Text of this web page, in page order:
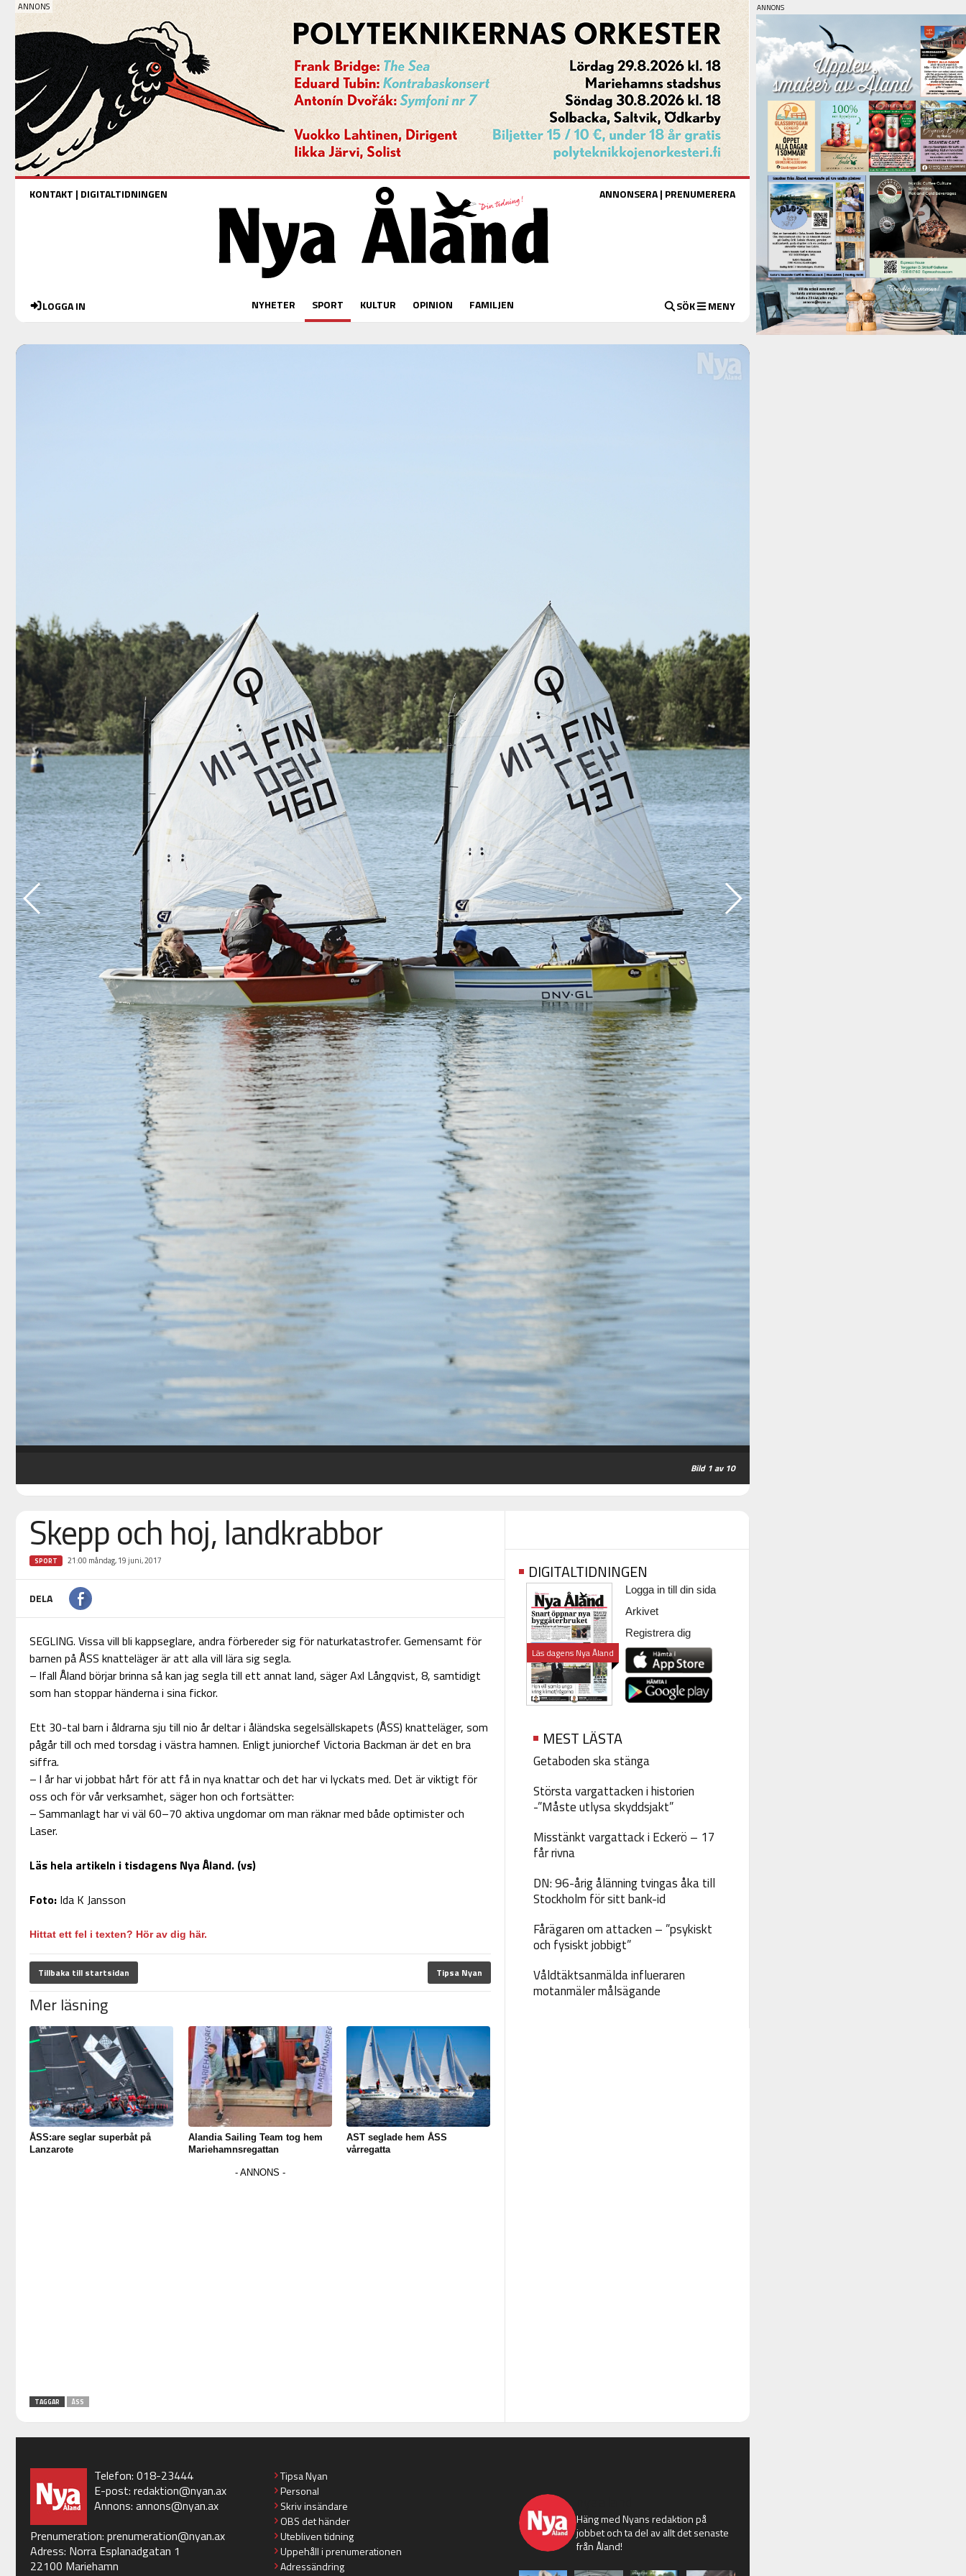
KONTAKT | DIGITALTIDNINGEN ANNONSERA| PRENUMERERA
LOGGA IN NYHETER SPORT KULTUR OPINION FAMILJEN SÖK MENY
1av 10
Skepp och hoj, landkrabbor
SPORT 21:00 måndag, 19 juni, 2017
DELA
SEGLING. Vissa vill bli kappseglare, andra förbereder sig för naturkatastrofer. Gemensamt för
barnen på ÅSS knatteläger är att alla vill lära sig segla.
– Ifall Åland börjar brinna så kan jag segla till ett annat land, säger Axl Långqvist, 8, samtidigt
som han stoppar händerna i sina fickor.
Ett 30-tal barn i åldrarna sju till nio år deltar i åländska segelsällskapets (ÅSS) knatteläger, som
pågår till och med torsdag i västra hamnen. Enligt juniorchef Victoria Backman är det en bra
siffra.
– I år har vi jobbat hårt för att få in nya knattar och det har vi lyckats med. Det är viktigt för
oss och för vår verksamhet, säger hon och fortsätter:
– Sammanlagt har vi väl 60–70 aktiva ungdomar om man räknar med både optimister och
Laser.
Läs hela artikeln i tisdagens Nya Åland. (vs)
Foto:Ida K Jansson
Hittat ett fel i texten? Hör av dig här.
Tillbaka till startsidan Tipsa Nyan
Mer läsning
ÅSS:are seglar superbåt på
Lanzarote
Alandia Sailing Team tog hem
Mariehamnsregattan
AST seglade hem ÅSS
vårregatta
TAGGAR ÅSS
DIGITALTIDNINGEN
Läs dagens Nya Åland
Logga in till din sida
Arkivet
Registrera dig
MEST LÄSTA
Getaboden ska stänga
Största vargattacken i historien
-”Måste utlysa skyddsjakt”
Misstänkt vargattack i Eckerö – 17
får rivna
DN: 96-årig ålänning tvingas åka till
Stockholm för sitt bank-id
Fårägaren om attacken – ”psykiskt
och fysiskt jobbigt”
Våldtäktsanmälda influeraren
motanmäler målsägande
Telefon: 018-23444
E-post: redaktion@nyan.ax
Annons: annons@nyan.ax
Prenumeration: prenumeration@nyan.ax
Adress: Norra Esplanadgatan 1
22100 Mariehamn
Tipsa Nyan
Personal
Skriv insändare
OBS det händer
Utebliven tidning
Uppehåll i prenumerationen
Adressändring
Häng med Nyans redaktion på
jobbet och ta del av allt det senaste
från Åland!